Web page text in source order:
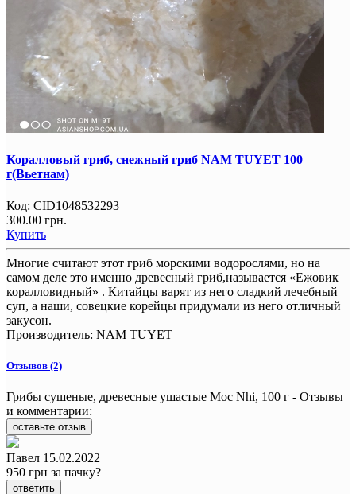
Коралловый гриб, снежный гриб NAM TUYET 100
г(Вьетнам)
Код: CID1048532293
300.00 грн.
Купить
Многие считают этот гриб морскими водорослями, но на
самом деле это именно древесный гриб,называется «Ежовик
коралловидный» . Китайцы варят из него сладкий лечебный
суп, а наши, совецкие корейцы придумали из него отличный
закусон.
Производитель: NAM TUYET
Отзывов (2)
Грибы сушеные, древесные ушастые Moc Nhi, 100 г - Отзывы
и комментарии:
оставьте отзыв
Павел 15.02.2022
950 грн за пачку?
ответить